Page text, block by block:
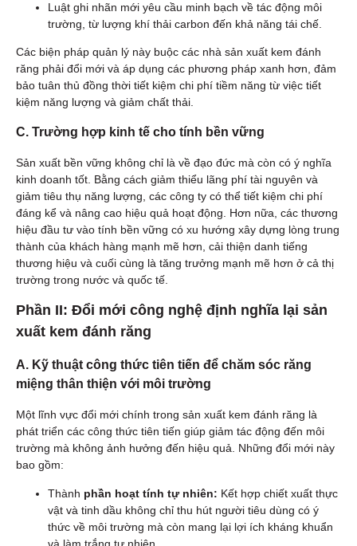
Luật ghi nhãn mới yêu cầu minh bạch về tác động môi
trường, từ lượng khí thải carbon đến khả năng tái chế.
Các biện pháp quản lý này buộc các nhà sản xuất kem đánh
răng phải đổi mới và áp dụng các phương pháp xanh hơn, đảm
bảo tuân thủ đồng thời tiết kiệm chi phí tiềm năng từ việc tiết
kiệm năng lượng và giảm chất thải.
C. Trường hợp kinh tế cho tính bền vững
Sản xuất bền vững không chỉ là về đạo đức mà còn có ý nghĩa
kinh doanh tốt. Bằng cách giảm thiểu lãng phí tài nguyên và
giảm tiêu thụ năng lượng, các công ty có thể tiết kiệm chi phí
đáng kể và nâng cao hiệu quả hoạt động. Hơn nữa, các thương
hiệu đầu tư vào tính bền vững có xu hướng xây dựng lòng trung
thành của khách hàng mạnh mẽ hơn, cải thiện danh tiếng
thương hiệu và cuối cùng là tăng trưởng mạnh mẽ hơn ở cả thị
trường trong nước và quốc tế.
Phần II: Đổi mới công nghệ định nghĩa lại sản
xuất kem đánh răng
A. Kỹ thuật công thức tiên tiến để chăm sóc răng
miệng thân thiện với môi trường
Một lĩnh vực đổi mới chính trong sản xuất kem đánh răng là
phát triển các công thức tiên tiến giúp giảm tác động đến môi
trường mà không ảnh hưởng đến hiệu quả. Những đổi mới này
bao gồm:
Thành phần hoạt tính tự nhiên: Kết hợp chiết xuất thực
vật và tinh dầu không chỉ thu hút người tiêu dùng có ý
thức về môi trường mà còn mang lại lợi ích kháng khuẩn
và làm trắng tự nhiên.